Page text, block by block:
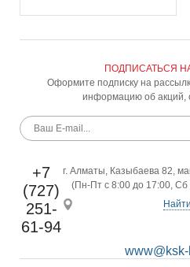
ПОДПИСАТЬСЯ
Оформите подписку на
информацию об акций,
г. Алматы, Казыбаева 82,
(Пн-Пт с 8:00 до 17:00, Сб
+7
(727)
251-
61-94